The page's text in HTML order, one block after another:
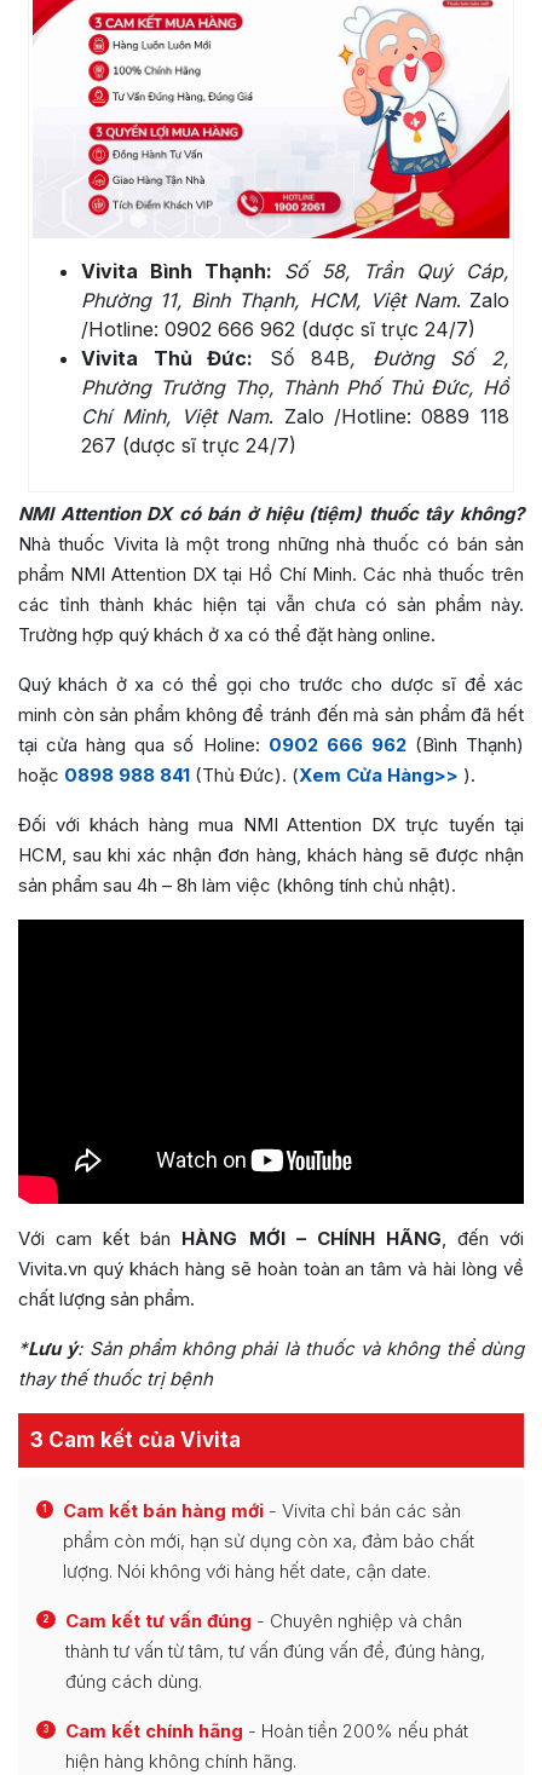
Vivita Bình Thạnh: Số 58, Trần Quý Cáp,
Phường 11, Bình Thạnh, HCM, Việt Nam. Zalo
/Hotline: 0902 666 962 (dược sĩ trực 24/7)
Vivita Thủ Đức: Số 84B, Đường Số 2,
Phường Trường Thọ, Thành Phố Thủ Đức, Hồ
Chí Minh, Việt Nam. Zalo /Hotline: 0889 118
267 (dược sĩ trực 24/7)
NMI Attention DX có bán ở hiệu (tiệm) thuốc tây không?
Nhà thuốc Vivita là một trong những nhà thuốc có bán sản
phẩm NMI Attention DX tại Hồ Chí Minh. Các nhà thuốc trên
các tỉnh thành khác hiện tại vẫn chưa có sản phẩm này.
Trường hợp quý khách ở xa có thể đặt hàng online.
Quý khách ở xa có thể gọi cho trước cho dược sĩ để xác
minh còn sản phẩm không để tránh đến mà sản phẩm đã hết
tại cửa hàng qua số Holine: 0902 666 962(Bình Thạnh)
hoặc 0898 988 841 (Thủ Đức). (Xem Cửa Hàng>> ).
Đối với khách hàng mua NMI Attention DX trực tuyến tại
HCM, sau khi xác nhận đơn hàng, khách hàng sẽ được nhận
sản phẩm sau 4h – 8h làm việc (không tính chủ nhật).
Với cam kết bán HÀNG MỚI – CHÍNH HÃNG, đến với
Vivita.vn quý khách hàng sẽ hoàn toàn an tâm và hài lòng về
chất lượng sản phẩm.
*Lưu ý: Sản phẩm không phải là thuốc và không thể dùng
thay thế thuốc trị bệnh
3 Cam kết của Vivita
1 Cam kết bán hàng mới - Vivita chỉ bán các sản
phẩm còn mới, hạn sử dụng còn xa, đảm bảo chất
lượng. Nói không với hàng hết date, cận date.
2 Cam kết tư vấn đúng - Chuyên nghiệp và chân
thành tư vấn từ tâm, tư vấn đúng vấn đề, đúng hàng,
đúng cách dùng.
3 Cam kết chính hãng - Hoàn tiền 200% nếu phát
hiện hàng không chính hãng.